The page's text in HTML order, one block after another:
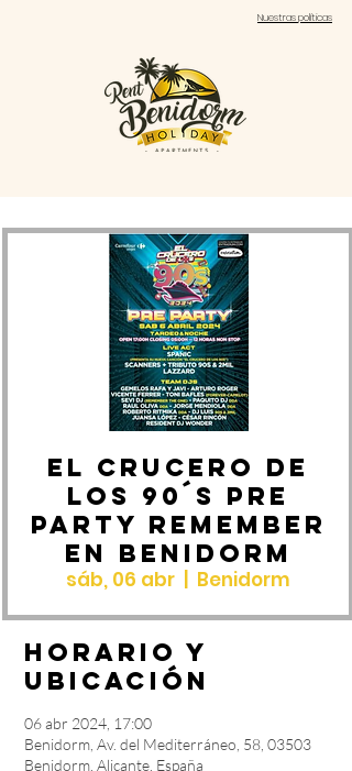
Nuestras políticas
EL CRUCERO DE
LOS 90´S PRE
PARTY REMEMBER
en Benidorm
sáb, 06 abr Benidorm
Horario y
ubicación
06 abr 2024, 17:00
Benidorm, Av. del Mediterráneo, 58, 03503
Benidorm, Alicante, España